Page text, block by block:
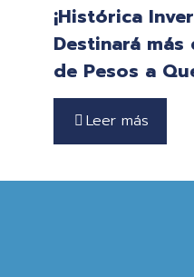
¡Histórica
Destinará
de Pesos a
Leer más